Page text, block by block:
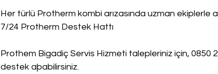
Her türlü Protherm kombi arızasında uzman ekiplerle
7/24 Protherm Destek Hattı
Prothem Bigadiç Servis Hizmeti talepleriniz için, 0850
destek aþabilirsiniz.